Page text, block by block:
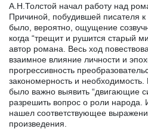
А.Н.Толстой начал работу над
Причиной, побудившей писателя к
было, вероятно, ощущение
когда “трещит и рушится старый
автор романа. Весь ход
взаимное влияние личности и
прогрессивность
закономерность и
было важно выявить “двигающие
разрешить вопрос о роли
нашел соответствующее
произведения.